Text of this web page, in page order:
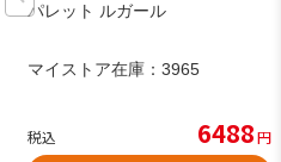
パレット ルガール
マイストア在庫： 3965
税込 6488円